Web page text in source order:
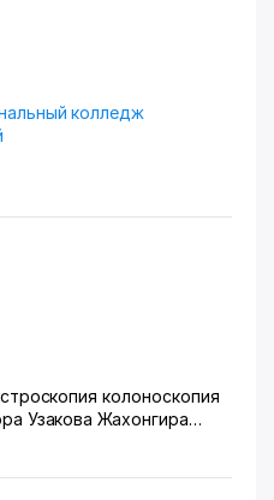
хлопок там
через приложение, оно
да и удобное
колледж
колоноскопия
Узакова Жахонгира